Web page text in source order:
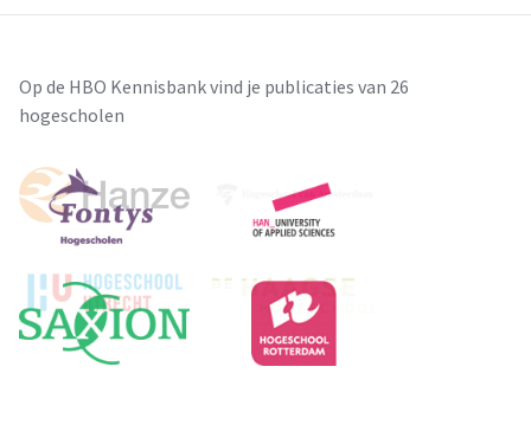
Op de HBO Kennisbank vind je publicaties van 26
hogescholen